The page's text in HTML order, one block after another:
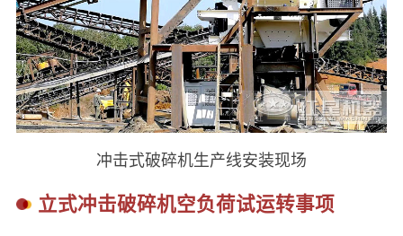
冲击式破碎机生产线安装现场
立式冲击破碎机空负荷试运转事项